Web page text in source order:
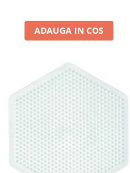
Figurine
Spații de joacă
Educatie inovativa
Anatomie
Comunicare
Dezvoltare timpurie
Experimente
ADAUGA IN COS